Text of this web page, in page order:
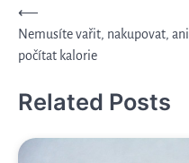
Navigace
pro
příspěvek
⟵
Nemusíte vařit, nakupovat, ani
počítat kalorie
Related Posts